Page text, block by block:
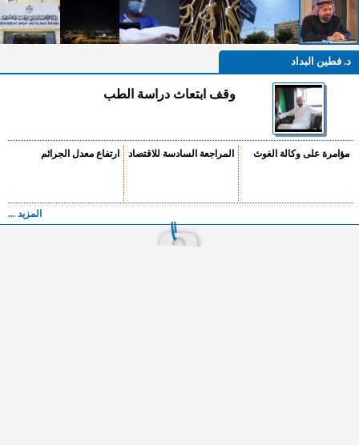
د. فطين البداد
وقف ابتعاث دراسة الطب
مؤامرة على وكالة الغوث المراجعة السادسة للاقتصاد ارتفاع معدل الجرائم
المزيد ...